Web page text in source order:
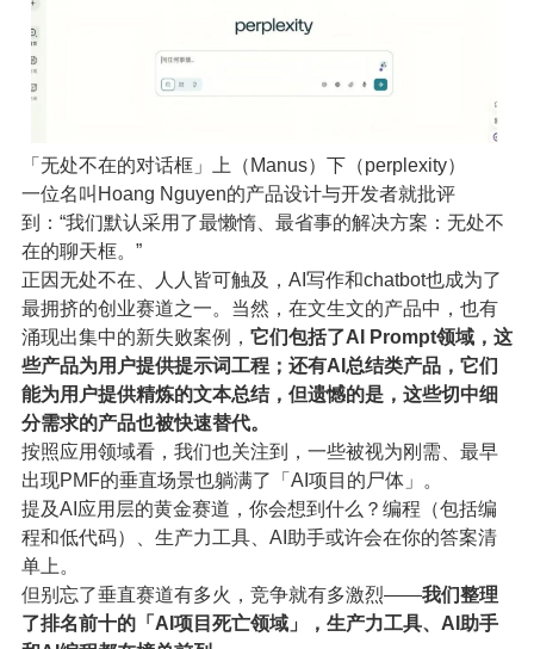
「无处不在的对话框」上（Manus）下（perplexity）
一位名叫Hoang Nguyen的产品设计与开发者就批评
到：“我们默认采用了最懒惰、最省事的解决方案：无处不
在的聊天框。”
正因无处不在、人人皆可触及，AI写作和chatbot也成为了
最拥挤的创业赛道之一。当然，在文生文的产品中，也有
涌现出集中的新失败案例， 它们包括了AI Prompt领域，这
些产品为用户提供提示词工程；还有AI总结类产品，它们
能为用户提供精炼的文本总结，但遗憾的是，这些切中细
分需求的产品也被快速替代。
按照应用领域看，我们也关注到，一些被视为刚需、最早
出现PMF的垂直场景也躺满了「AI项目的尸体」。
提及AI应用层的黄金赛道，你会想到什么？编程（包括编
程和低代码）、生产力工具、AI助手或许会在你的答案清
单上。
但别忘了垂直赛道有多火，竞争就有多激烈——我们整理
了排名前十的「AI项目死亡领域」，生产力工具、AI助手